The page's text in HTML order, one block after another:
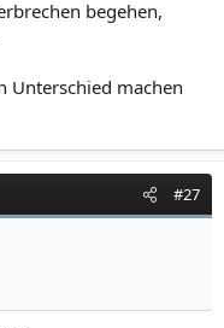
begehen,
Unterschied machen
#27